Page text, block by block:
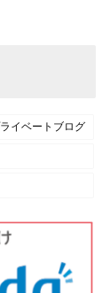
イベートブログ